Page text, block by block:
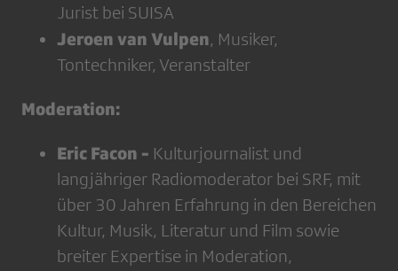
Jurist bei SUISA
Jeroen van Vulpen, Musiker,
Tontechniker, Veranstalter
Moderation:
Eric Facon - Kulturjournalist und
langjähriger Radiomoderator bei SRF, mit
über 30 Jahren Erfahrung in den Bereichen
Kultur, Musik, Literatur und Film sowie
breiter Expertise in Moderation,